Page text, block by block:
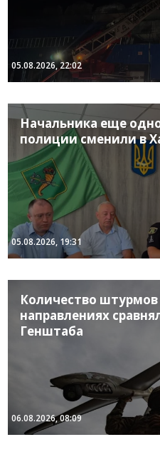
05.08.2026, 22:02
Начальника еще
полиции сменили в
05.08.2026, 19:31
Количество штурмов
направлениях
Генштаба
06.08.2026, 08:09